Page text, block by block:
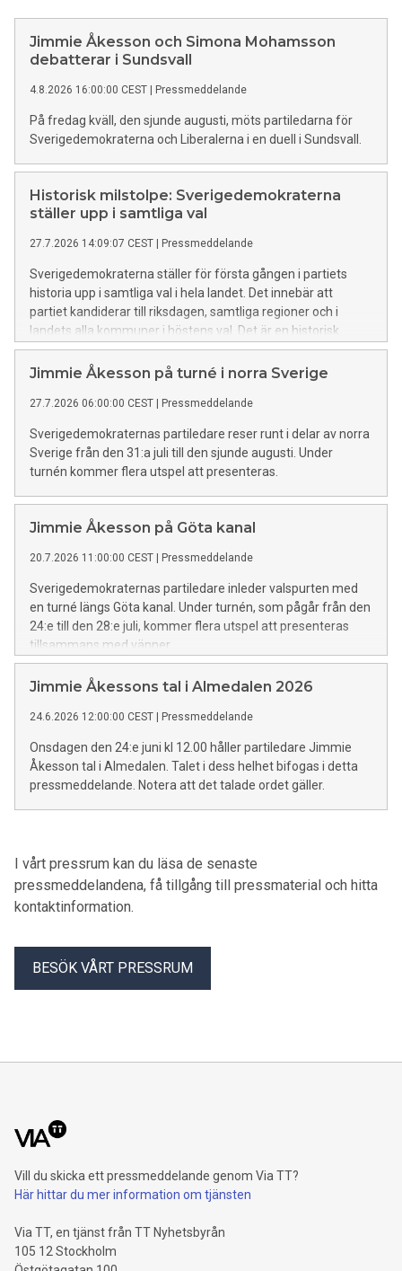
Jimmie Åkesson och Simona Mohamsson
debatterar i Sundsvall
4.8.2026 16:00:00 CEST Pressmeddelande
På fredag kväll, den sjunde augusti, möts partiledarna för
Sverigedemokraterna och Liberalerna i en duell i Sundsvall.
Historisk milstolpe: Sverigedemokraterna
ställer upp i samtliga val
27.7.2026 14:09:07 CEST Pressmeddelande
Sverigedemokraterna ställer för första gången i partiets
historia upp i samtliga val i hela landet. Det innebär att
partiet kandiderar till riksdagen, samtliga regioner och i
landets alla kommuner i höstens val. Det är en historisk
milstolpe sedan Sverigedemokraternas bildande. Efter valet
finns därmed goda förutsättningar för en parlamentarisk
Jimmie Åkesson på turné i norra Sverige
27.7.2026 06:00:00 CEST Pressmeddelande
Sverigedemokraternas partiledare reser runt i delar av norra
Sverige från den 31:a juli till den sjunde augusti. Under
turnén kommer flera utspel att presenteras.
Jimmie Åkesson på Göta kanal
20.7.2026 11:00:00 CEST Pressmeddelande
Sverigedemokraternas partiledare inleder valspurten med
en turné längs Göta kanal. Under turnén, som pågår från den
24:e till den 28:e juli, kommer flera utspel att presenteras
tillsammans med vänner.
Jimmie Åkessons tal i Almedalen 2026
24.6.2026 12:00:00 CEST Pressmeddelande
Onsdagen den 24:e juni kl 12.00 håller partiledare Jimmie
Åkesson tal i Almedalen. Talet i dess helhet bifogas i detta
pressmeddelande. Notera att det talade ordet gäller.
I vårt pressrum kan du läsa de senaste
pressmeddelandena, få tillgång till pressmaterial och hitta
kontaktinformation.
BESÖK VÅRT PRESSRUM
Vill du skicka ett pressmeddelande genom Via TT?
Här hittar du mer information om tjänsten
Via TT, en tjänst från TT Nyhetsbyrån
105 12 Stockholm